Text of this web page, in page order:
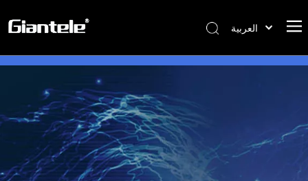
العربية
ไทย
Español